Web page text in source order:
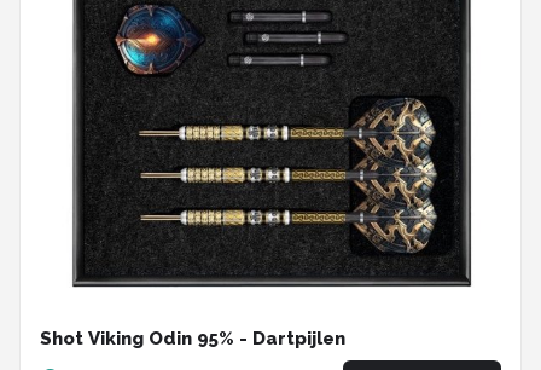
Shot Viking Odin 95% - Dartpijlen